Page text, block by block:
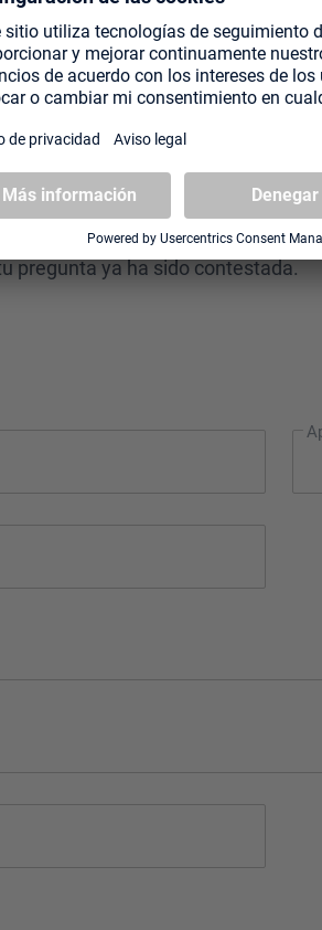
un pedido o simplemente
pregunta ya ha sido contestada.